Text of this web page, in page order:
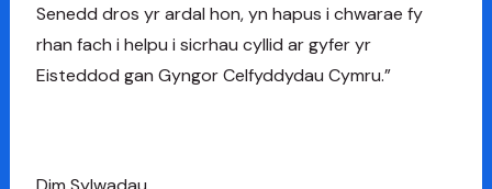
Senedd dros yr ardal hon, yn hapus i chwarae fy
rhan fach i helpu i sicrhau cyllid ar gyfer yr
Eisteddod gan Gyngor Celfyddydau Cymru.”